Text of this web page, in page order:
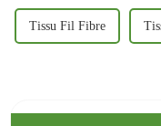
Tissu Fil Fibre